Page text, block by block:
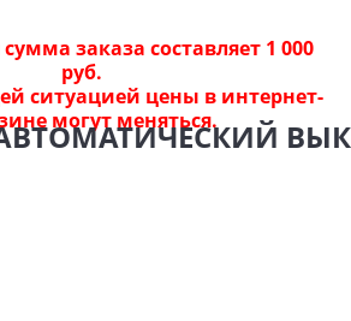
заказа составляет 1 000
руб.
ситуацией цены в интернет-
могут меняться.
АВТОМАТИЧЕСКИЙ